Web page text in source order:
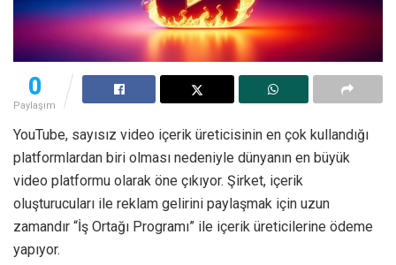
0
Paylaşım
YouTube, sayısız video içerik üreticisinin en çok kullandığı
platformlardan biri olması nedeniyle dünyanın en büyük
video platformu olarak öne çıkıyor. Şirket, içerik
oluşturucuları ile reklam gelirini paylaşmak için uzun
zamandır “İş Ortağı Programı” ile içerik üreticilerine ödeme
yapıyor.